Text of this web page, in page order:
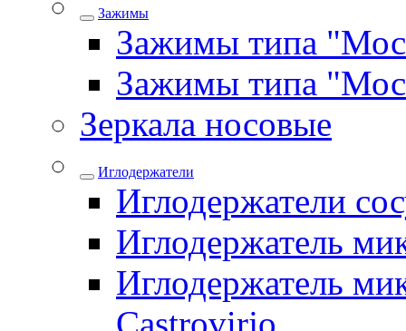
Зажимы
Зажимы типа
Зажимы типа
Зеркала носовые
Иглодержатели
Иглодержатели
Иглодержатель
Иглодержатель